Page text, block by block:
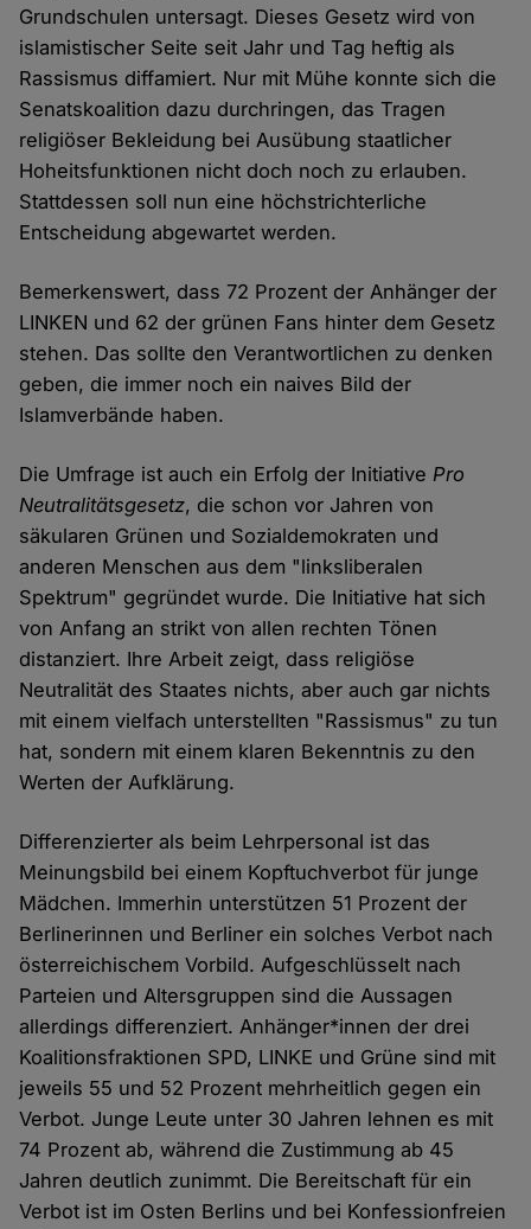
Grundschulen untersagt. Dieses Gesetz wird von
islamistischer Seite seit Jahr und Tag heftig als
Rassismus diffamiert. Nur mit Mühe konnte sich die
Senatskoalition dazu durchringen, das Tragen
religiöser Bekleidung bei Ausübung staatlicher
Hoheitsfunktionen nicht doch noch zu erlauben.
Stattdessen soll nun eine höchstrichterliche
Entscheidung abgewartet werden.
Bemerkenswert, dass 72 Prozent der Anhänger der
LINKEN und 62 der grünen Fans hinter dem Gesetz
stehen. Das sollte den Verantwortlichen zu denken
geben, die immer noch ein naives Bild der
Islamverbände haben.
Die Umfrage ist auch ein Erfolg der InitiativePro
Neutralitätsgesetz, die schon vor Jahren von
säkularen Grünen und Sozialdemokraten und
anderen Menschen aus dem "linksliberalen
Spektrum" gegründet wurde. Die Initiative hat sich
von Anfang an strikt von allen rechten Tönen
distanziert. Ihre Arbeit zeigt, dass religiöse
Neutralität des Staates nichts, aber auch gar nichts
mit einem vielfach unterstellten "Rassismus" zu tun
hat, sondern mit einem klaren Bekenntnis zu den
Werten der Aufklärung.
Differenzierter als beim Lehrpersonal ist das
Meinungsbild bei einem Kopftuchverbot für junge
Mädchen. Immerhin unterstützen 51 Prozent der
Berlinerinnen und Berliner ein solches Verbot nach
österreichischem Vorbild. Aufgeschlüsselt nach
Parteien und Altersgruppen sind die Aussagen
allerdings differenziert. Anhänger*innen der drei
Koalitionsfraktionen SPD, LINKE und Grüne sind mit
jeweils 55 und 52 Prozent mehrheitlich gegen ein
Verbot. Junge Leute unter 30 Jahren lehnen es mit
74 Prozent ab, während die Zustimmung ab 45
Jahren deutlich zunimmt. Die Bereitschaft für ein
Verbot ist im Osten Berlins und bei Konfessionfreien